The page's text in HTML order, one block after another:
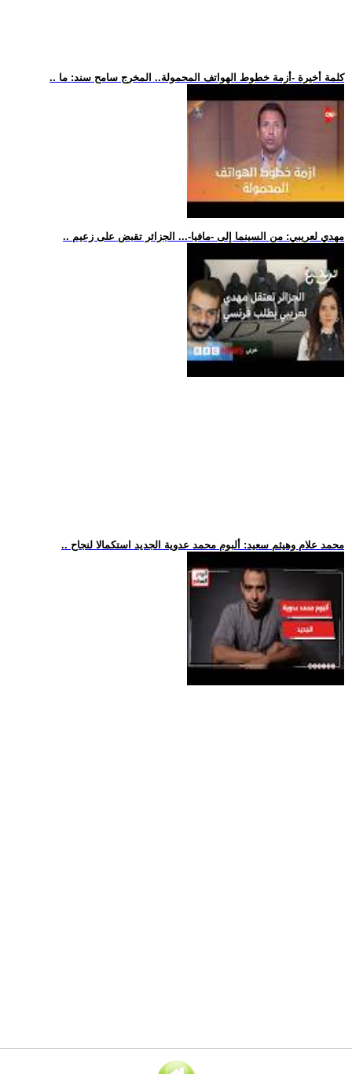
.. كلمة أخيرة -أزمة خطوط الهواتف المحمولة.. المخرج سامح سند: ما
.. مهدي لعريبي: من السينما إلى -مافيا-... الجزائر تقبض على زعيم
.. محمد علام وهيثم سعيد: ألبوم محمد عدوية الجديد استكمالا لنجاح